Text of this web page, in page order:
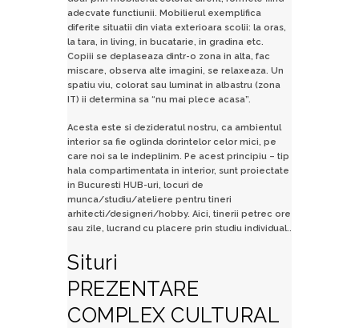
adecvate functiunii. Mobilierul exemplifica
diferite situatii din viata exterioara scolii: la oras,
la tara, in living, in bucatarie, in gradina etc.
Copiii se deplaseaza dintr-o zona in alta, fac
miscare, observa alte imagini, se relaxeaza. Un
spatiu viu, colorat sau luminat in albastru (zona
IT) ii determina sa “nu mai plece acasa”.
Acesta este si dezideratul nostru, ca ambientul
interior sa fie oglinda dorintelor celor mici, pe
care noi sa le indeplinim. Pe acest principiu – tip
hala compartimentata in interior, sunt proiectate
in Bucuresti HUB-uri, locuri de
munca/studiu/ateliere pentru tineri
arhitecti/designeri/hobby. Aici, tinerii petrec ore
sau zile, lucrand cu placere prin studiu individual..
Situri
PREZENTARE
COMPLEX CULTURAL